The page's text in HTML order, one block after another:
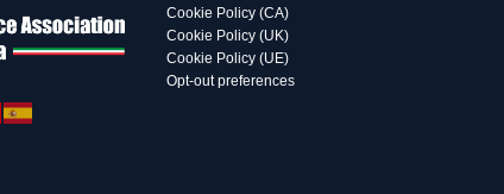
Cookie Policy (CA)
Cookie Policy (UK)
Cookie Policy (UE)
Opt-out preferences